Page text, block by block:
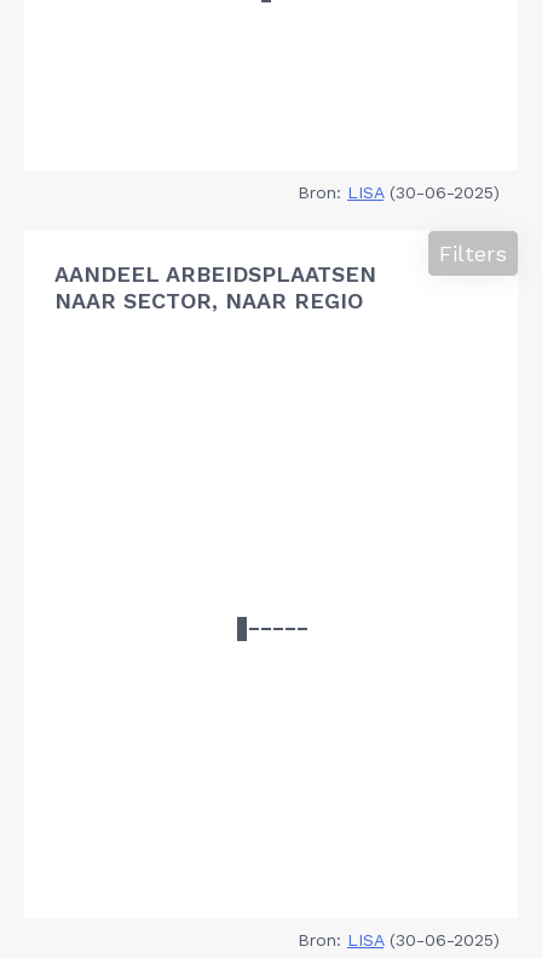
Bron: LISA(30-06-2025)
AANDEEL ARBEIDSPLAATSEN
NAAR SECTOR, NAAR REGIO
Filters
Bron: LISA(30-06-2025)